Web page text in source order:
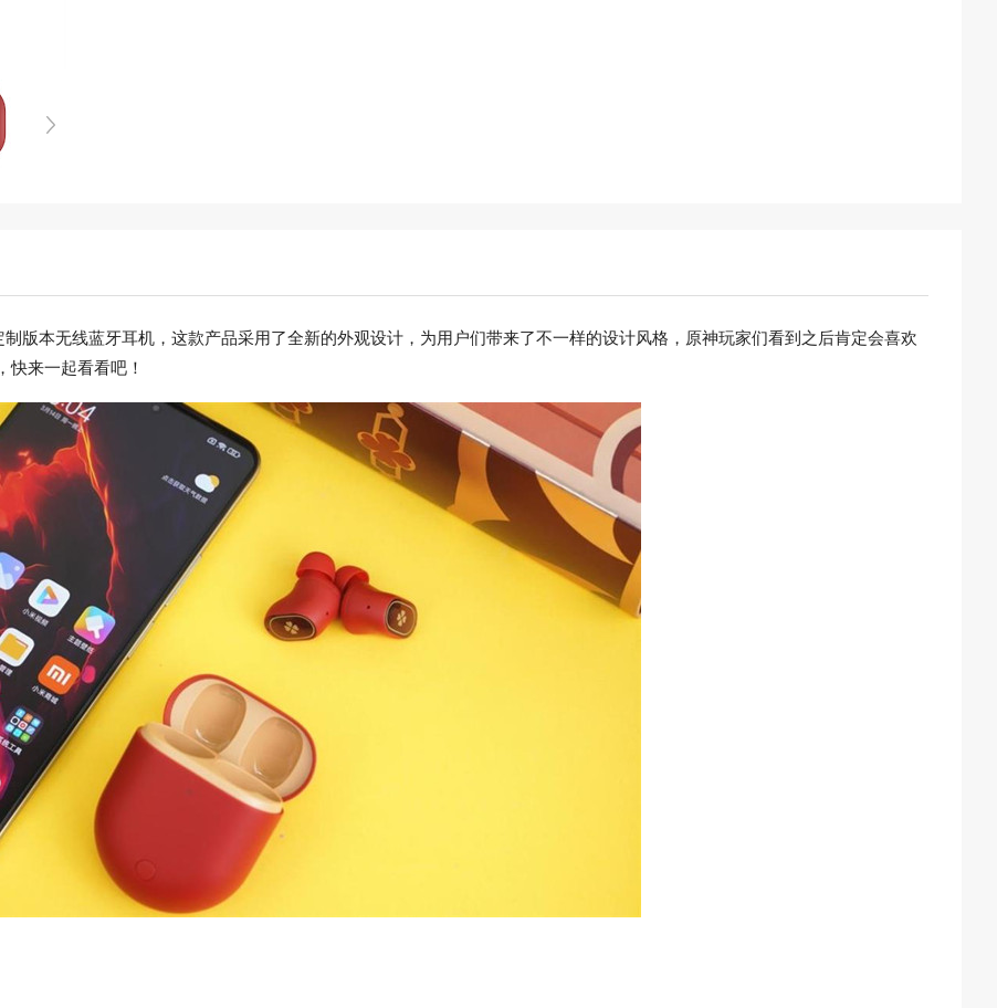
版本无线蓝牙耳机，这款产品采用了全新的外观设计，为用户们带来了不一样的设计风格，原神玩家们看到之后肯定会喜欢
来一起看看吧！